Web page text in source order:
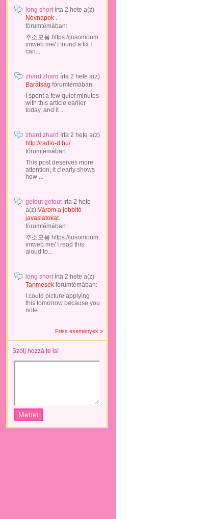
long shortírta 2 hete a(z)
Névnapok .
fórumtémában:
주소모음 https://jusomoum.
imweb.me/ I found a fix I
can...
zhard zhard írta 2 hete a(z)
Barátság fórumtémában:
I spent a few quiet minutes
with this article earlier
today, and it ...
zhard zhard írta 2 hete a(z)
http://radio-d.hu/
fórumtémában:
This post deserves more
attention; it clearly shows
how ...
getout getoutírta 2 hete
a(z) Várom a jobbító
javaslatokat.
fórumtémában:
주소모음 https://jusomoum.
imweb.me/ I read this
aloud to...
long shortírta 2 hete a(z)
Tanmesék fórumtémában:
I could picture applying
this tomorrow because you
note ...
Friss események »
Szólj hozzá te is!